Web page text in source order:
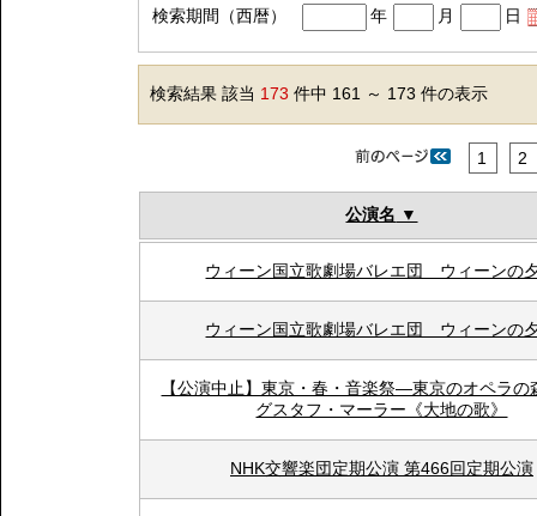
検索期間（西暦） 年 月 日
検索結果 該当 173 件中 161 ～ 173 件の表示
1 2
公演名
ウィーン国立歌劇場バレエ団 ウィーンの
ウィーン国立歌劇場バレエ団 ウィーンの
【公演中止】東京・春・音楽祭―東京のオペラ
グスタフ・マーラー《大地の歌》
NHK交響楽団定期公演 第466回定期公演